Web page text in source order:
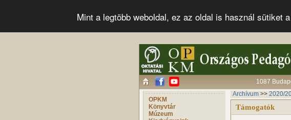
Mint a legtöbb weboldal, ez az oldal is használ sütiket
1087
OPKM
Könyvtár
Múzeum
Archívum >> 2020/
Támogatók